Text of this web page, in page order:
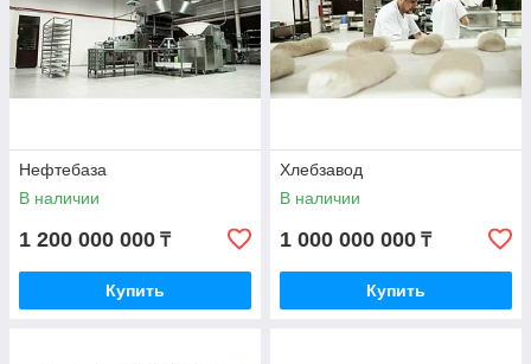
Нефтебаза
В наличии
1 200 000 000 ₸
Купить
Хлебзавод
В наличии
1 000 000 000 ₸
Купить